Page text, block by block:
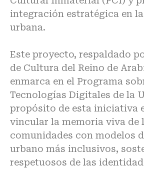
integración estratégica en
urbana.
Este proyecto, respaldado
de Cultura del Reino de
enmarca en el Programa
Tecnologías Digitales de la
propósito de esta iniciativa
vincular la memoria viva de
comunidades con modelos
urbano más inclusivos,
respetuosos de las